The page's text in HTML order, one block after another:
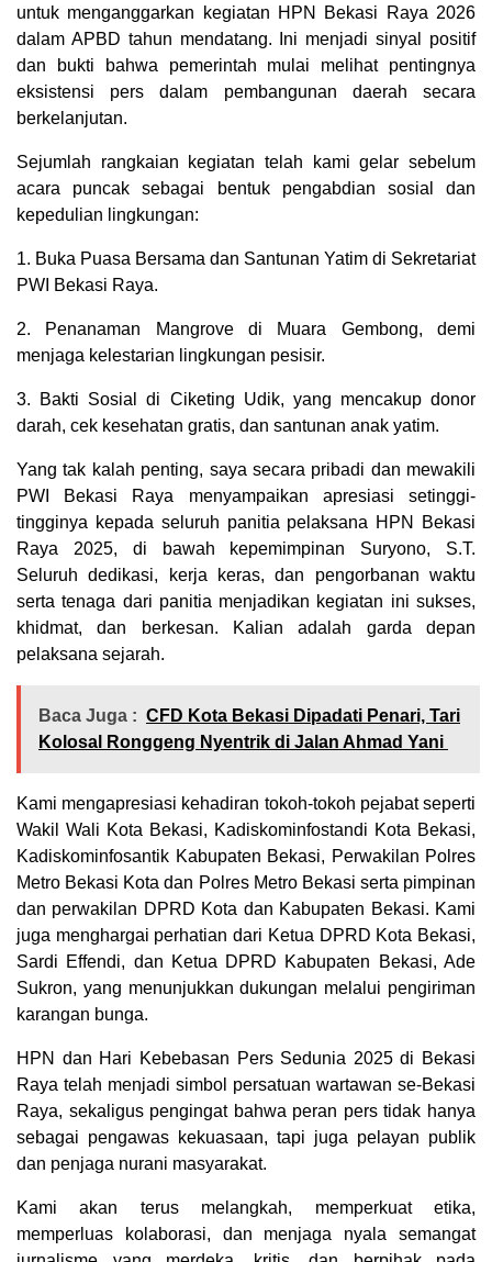
untuk menganggarkan kegiatan HPN Bekasi Raya 2026
dalam APBD tahun mendatang. Ini menjadi sinyal positif
dan bukti bahwa pemerintah mulai melihat pentingnya
eksistensi pers dalam pembangunan daerah secara
berkelanjutan.
Sejumlah rangkaian kegiatan telah kami gelar sebelum
acara puncak sebagai bentuk pengabdian sosial dan
kepedulian lingkungan:
1. Buka Puasa Bersama dan Santunan Yatim di Sekretariat
PWI Bekasi Raya.
2. Penanaman Mangrove di Muara Gembong, demi
menjaga kelestarian lingkungan pesisir.
3. Bakti Sosial di Ciketing Udik, yang mencakup donor
darah, cek kesehatan gratis, dan santunan anak yatim.
Yang tak kalah penting, saya secara pribadi dan mewakili
PWI Bekasi Raya menyampaikan apresiasi setinggi-
tingginya kepada seluruh panitia pelaksana HPN Bekasi
Raya 2025, di bawah kepemimpinan Suryono, S.T.
Seluruh dedikasi, kerja keras, dan pengorbanan waktu
serta tenaga dari panitia menjadikan kegiatan ini sukses,
khidmat, dan berkesan. Kalian adalah garda depan
pelaksana sejarah.
Baca Juga : CFD Kota Bekasi Dipadati Penari, Tari
Kolosal Ronggeng Nyentrik di Jalan Ahmad Yani
Kami mengapresiasi kehadiran tokoh-tokoh pejabat seperti
Wakil Wali Kota Bekasi, Kadiskominfostandi Kota Bekasi,
Kadiskominfosantik Kabupaten Bekasi, Perwakilan Polres
Metro Bekasi Kota dan Polres Metro Bekasi serta pimpinan
dan perwakilan DPRD Kota dan Kabupaten Bekasi. Kami
juga menghargai perhatian dari Ketua DPRD Kota Bekasi,
Sardi Effendi, dan Ketua DPRD Kabupaten Bekasi, Ade
Sukron, yang menunjukkan dukungan melalui pengiriman
karangan bunga.
HPN dan Hari Kebebasan Pers Sedunia 2025 di Bekasi
Raya telah menjadi simbol persatuan wartawan se-Bekasi
Raya, sekaligus pengingat bahwa peran pers tidak hanya
sebagai pengawas kekuasaan, tapi juga pelayan publik
dan penjaga nurani masyarakat.
Kami akan terus melangkah, memperkuat etika,
memperluas kolaborasi, dan menjaga nyala semangat